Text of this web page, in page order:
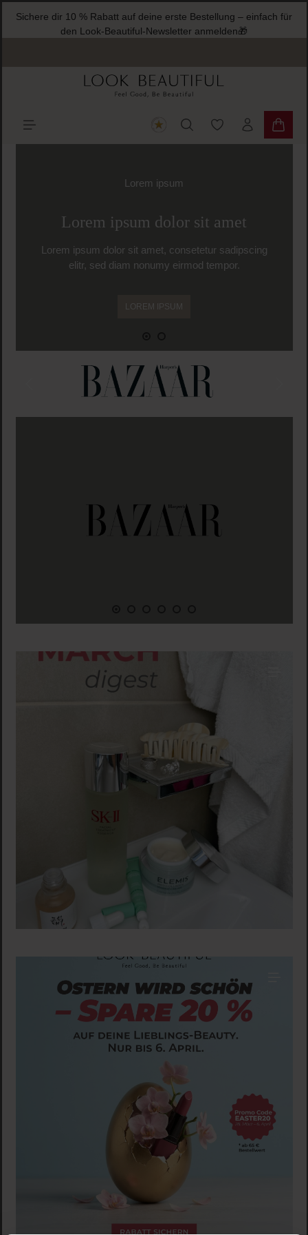
springen
Sichere dir 10 % Rabatt auf deine erste Bestellung – einfach für
den Look-Beautiful-Newsletter anmelden🎁
Du hast 0
Lorem ipsum
Lorem ipsum dolor sit amet
Lorem ipsum dolor sit amet, consetetur sadipscing
elitr, sed diam nonumy eirmod tempor.
LOREM IPSUM
Bildergalerie überspringen
March digest🙌🏼 These products
you’ve liked the most this month and we understand why
30. März Auf Instagram ansehen
🌸 SPRING SALE IS HERE 🌸
From March 28th to April 6th, enjoy 20% OFF
everything* on our site! Just use the promo code
EASTER20 at checkout and treat yourself 🌼 ✨ Valid on
orders over 65€ Happy shopping and happy spring! 🐣